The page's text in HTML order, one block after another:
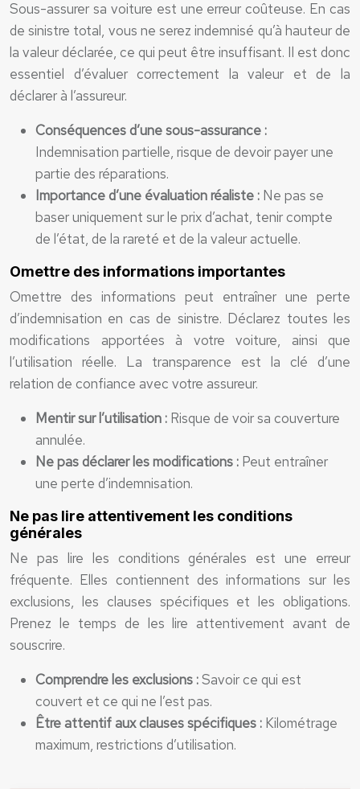
Sous-assurer sa voiture est une erreur coûteuse. En cas
de sinistre total, vous ne serez indemnisé qu’à hauteur de
la valeur déclarée, ce qui peut être insuffisant. Il est donc
essentiel d’évaluer correctement la valeur et de la
déclarer à l’assureur.
Conséquences d’une sous-assurance :
Indemnisation partielle, risque de devoir payer une
partie des réparations.
Importance d’une évaluation réaliste : Ne pas se
baser uniquement sur le prix d’achat, tenir compte
de l’état, de la rareté et de la valeur actuelle.
Omettre des informations importantes
Omettre des informations peut entraîner une perte
d’indemnisation en cas de sinistre. Déclarez toutes les
modifications apportées à votre voiture, ainsi que
l’utilisation réelle. La transparence est la clé d’une
relation de confiance avec votre assureur.
Mentir sur l’utilisation : Risque de voir sa couverture
annulée.
Ne pas déclarer les modifications : Peut entraîner
une perte d’indemnisation.
Ne pas lire attentivement les conditions
générales
Ne pas lire les conditions générales est une erreur
fréquente. Elles contiennent des informations sur les
exclusions, les clauses spécifiques et les obligations.
Prenez le temps de les lire attentivement avant de
souscrire.
Comprendre les exclusions :Savoir ce qui est
couvert et ce qui ne l’est pas.
Être attentif aux clauses spécifiques : Kilométrage
maximum, restrictions d’utilisation.